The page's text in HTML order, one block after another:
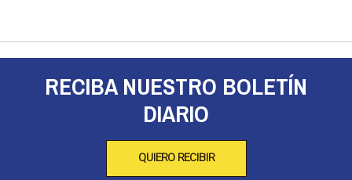
RECIBA NUESTRO BOLETÍN
DIARIO
QUIERO RECIBIR